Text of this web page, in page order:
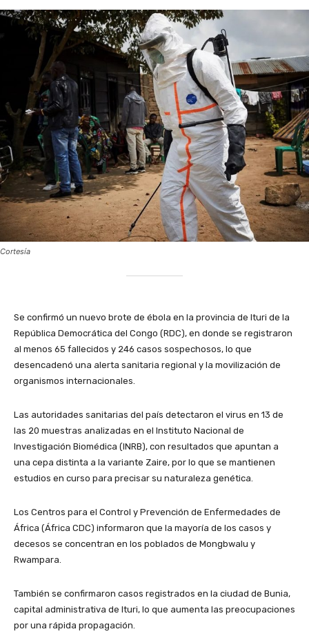
Cortesía
Se confirmó un nuevo brote de ébola en la provincia de Ituri de la
República Democrática del Congo (RDC), en donde se registraron
al menos 65 fallecidos y 246 casos sospechosos, lo que
desencadenó una alerta sanitaria regional y la movilización de
organismos internacionales.
Las autoridades sanitarias del país detectaron el virus en 13 de
las 20 muestras analizadas en el Instituto Nacional de
Investigación Biomédica (INRB), con resultados que apuntan a
una cepa distinta a la variante Zaire, por lo que se mantienen
estudios en curso para precisar su naturaleza genética.
Los Centros para el Control y Prevención de Enfermedades de
África (África CDC) informaron que la mayoría de los casos y
decesos se concentran en los poblados de Mongbwalu y
Rwampara.
También se confirmaron casos registrados en la ciudad de Bunia,
capital administrativa de Ituri, lo que aumenta las preocupaciones
por una rápida propagación.